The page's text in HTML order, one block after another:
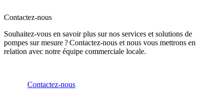
Contactez-nous
Souhaitez-vous en savoir plus sur nos services et solutions de
pompes sur mesure ? Contactez-nous et nous vous mettrons en
relation avec notre équipe commerciale locale.
Contactez-nous